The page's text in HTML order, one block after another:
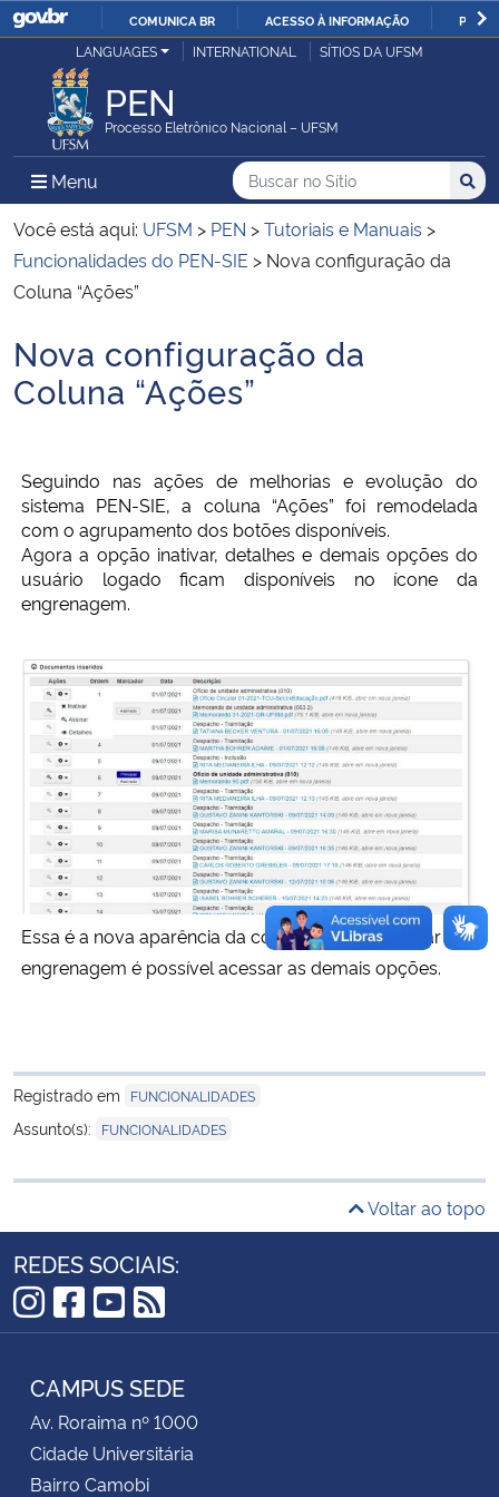
IR
COMUNICA BR ACESSO À INFORMAÇÃO
Ministério da Justiça e Segurança Pública
Ministério da Defesa
Ministério das Relações Exteriores
Ministério da Economia
Ministério da Infraestrutura
Ministério da Agricultura, Pecuária e Abastecimento
Ministério da Cidadania
Ministério da Saúde
Ministério da Ciência, Tecnologia, Inovações e Comunicações
Ministério do Meio Ambiente
Ministério do Turismo
Ministério do Desenvolvimento Regional
Controladoria-Geral da União
Secretaria de Governo
Banco Central do Brasil
LANGUAGES INTERNATIONAL SÍTIOS DA UFSM
PEN
Processo Eletrônico Nacional – UFSM
Menu Menu Principal do Sítio
Busca
Buscar no no Sítio
Busca:
Você está aqui: UFSM > PEN >Tutoriais e Manuais >
Funcionalidades do PEN-SIE > Nova configuração da
Coluna “Ações”
Início do conteúdo
Nova configuração da
Coluna “Ações”
Seguindo nas ações de melhorias e evolução do
sistema PEN-SIE, a coluna “Ações” foi remodelada
com o agrupamento dos botões disponíveis.
Agora a opção inativar, detalhes e demais opções do
usuário logado ficam disponíveis no ícone da
engrenagem.
Essa é a nova aparência da coluna ações, ao clicar na
engrenagem é possível acessar as demais opções.
Registrado em FUNCIONALIDADES
Assunto(s): FUNCIONALIDADES
Voltar ao topo
REDES SOCIAIS:
Instagram
Facebook
YouTube
RSS
CAMPUS SEDE
Av. Roraima nº 1000
Cidade Universitária
Bairro Camobi